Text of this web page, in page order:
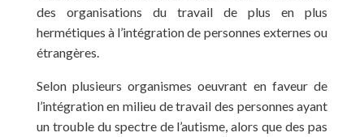
des organisations du travail de plus en plus
hermétiques à l’intégration de personnes externes ou
étrangères.
Selon plusieurs organismes oeuvrant en faveur de
l’intégration en milieu de travail des personnes ayant
un trouble du spectre de l’autisme, alors que des pas